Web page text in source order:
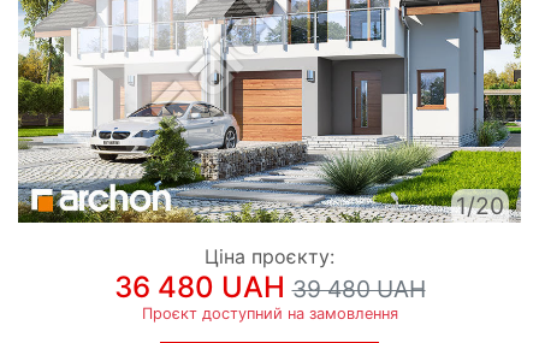
1/20
Ціна проєкту:
36 480 UAH39 480 UAH
Проєкт доступний на замовлення